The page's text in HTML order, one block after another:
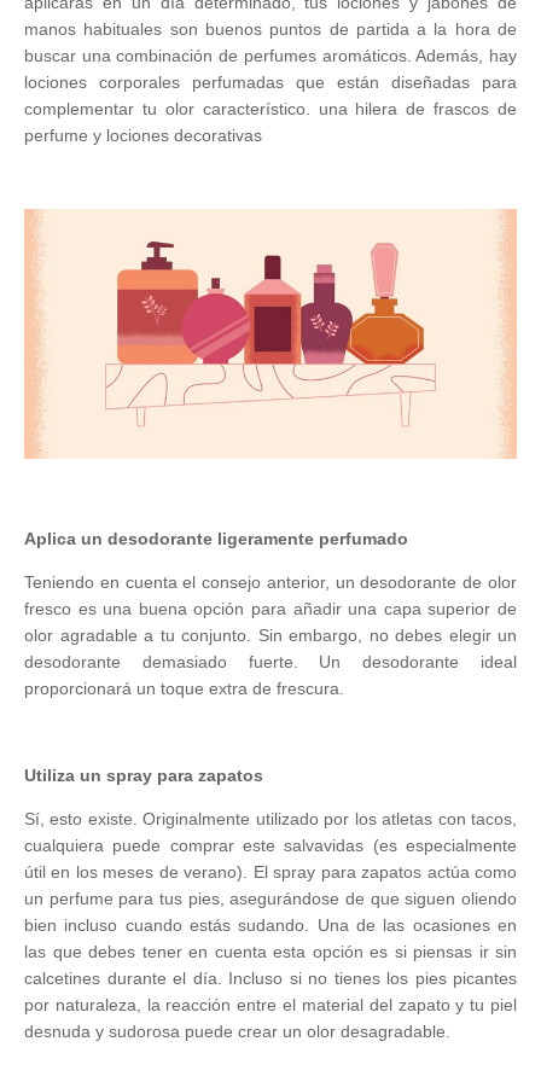
manos habituales son buenos puntos de partida a la hora de
buscar una combinación de perfumes aromáticos. Además, hay
lociones corporales perfumadas que están diseñadas para
complementar tu olor característico. una hilera de frascos de
perfume y lociones decorativas
Aplica un desodorante ligeramente perfumado
Teniendo en cuenta el consejo anterior, un desodorante de olor
fresco es una buena opción para añadir una capa superior de
olor agradable a tu conjunto. Sin embargo, no debes elegir un
desodorante demasiado fuerte. Un desodorante ideal
proporcionará un toque extra de frescura.
Utiliza un spray para zapatos
Sí, esto existe. Originalmente utilizado por los atletas con tacos,
cualquiera puede comprar este salvavidas (es especialmente
útil en los meses de verano). El spray para zapatos actúa como
un perfume para tus pies, asegurándose de que siguen oliendo
bien incluso cuando estás sudando. Una de las ocasiones en
las que debes tener en cuenta esta opción es si piensas ir sin
calcetines durante el día. Incluso si no tienes los pies picantes
por naturaleza, la reacción entre el material del zapato y tu piel
desnuda y sudorosa puede crear un olor desagradable.